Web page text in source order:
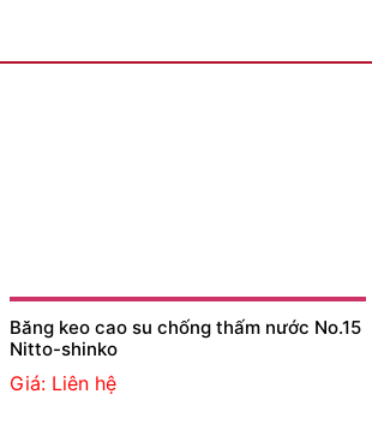
Băng keo cao su chống thấm nước No.15
Nitto-shinko
Giá: Liên hệ